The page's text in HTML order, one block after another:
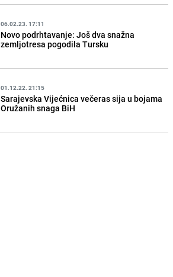
06.02.23. 17:11
Novo podrhtavanje: Još dva snažna
zemljotresa pogodila Tursku
01.12.22. 21:15
Sarajevska Vijećnica večeras sija u bojama
Oružanih snaga BiH